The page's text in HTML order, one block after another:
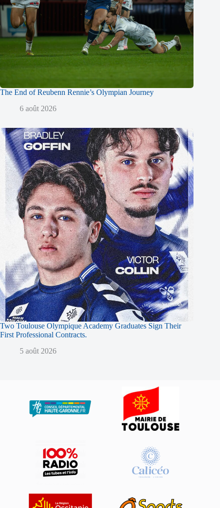
The End of Reubenn Rennie’s Olympian Journey
6 août 2026
Two Toulouse Olympique Academy Graduates Sign Their
First Professional Contracts.
5 août 2026